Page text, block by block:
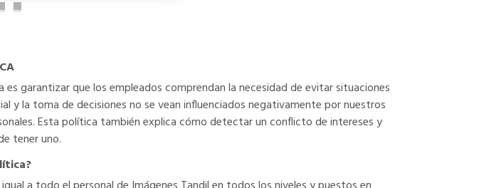
garantizar que los empleados comprendan la necesidad de evitar situaciones
y la toma de decisiones no se vean influenciados negativamente por nuestros
Esta política también explica cómo detectar un conflicto de intereses y
tener uno.